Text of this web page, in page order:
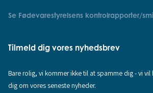
Se Fødevarestyrelsens kontrolrapporter/
Tilmeld dig vores nyhedsbrev
Bare rolig, vi kommer ikke til at spamme dig - vi
dig om vores seneste nyheder.